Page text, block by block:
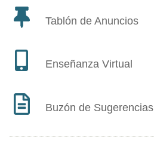
Tablón de Anuncios
Enseñanza Virtual
Buzón de Sugerencias